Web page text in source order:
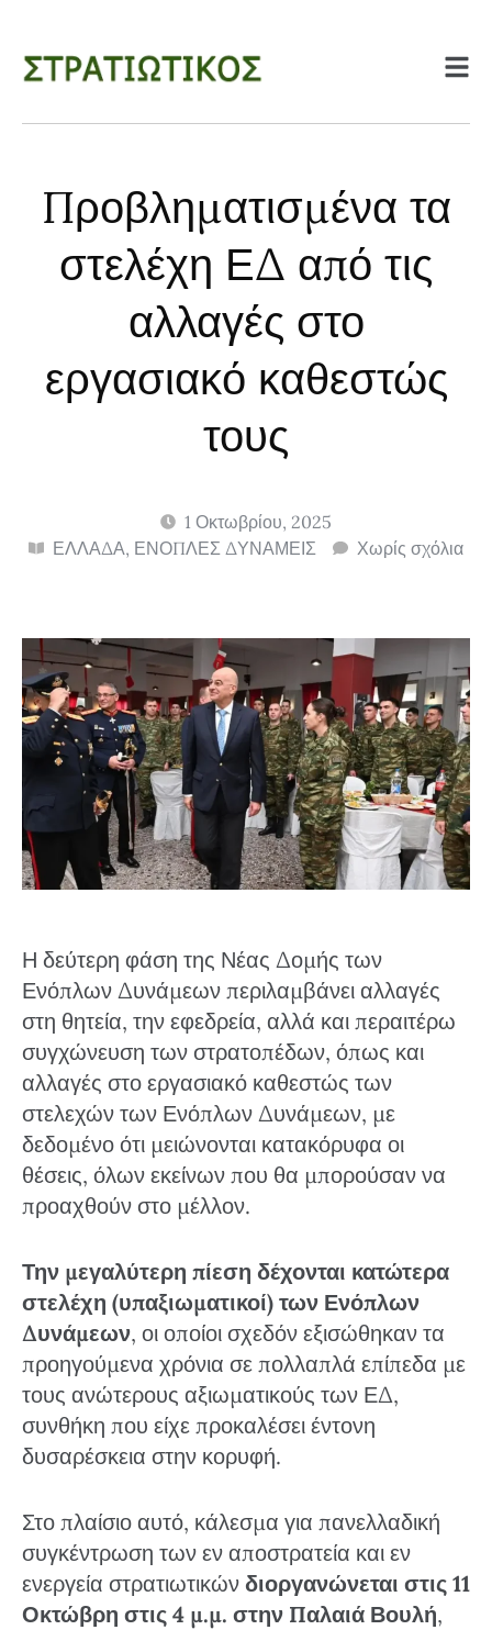
Προβληματισμένα τα
στελέχη ΕΔ από τις
αλλαγές στο
εργασιακό καθεστώς
τους
1 Οκτωβρίου, 2025
ΕΛΛΑΔΑ, ΕΝΟΠΛΕΣ ΔΥΝΑΜΕΙΣ Χωρίς σχόλια
Η δεύτερη φάση της Νέας Δομής των
Ενόπλων Δυνάμεων περιλαμβάνει αλλαγές
στη θητεία, την εφεδρεία, αλλά και περαιτέρω
συγχώνευση των στρατοπέδων, όπως και
αλλαγές στο εργασιακό καθεστώς των
στελεχών των Ενόπλων Δυνάμεων, με
δεδομένο ότι μειώνονται κατακόρυφα οι
θέσεις, όλων εκείνων που θα μπορούσαν να
προαχθούν στο μέλλον.
Την μεγαλύτερη πίεση δέχονται κατώτερα
στελέχη (υπαξιωματικοί) των Ενόπλων
Δυνάμεων, οι οποίοι σχεδόν εξισώθηκαν τα
προηγούμενα χρόνια σε πολλαπλά επίπεδα με
τους ανώτερους αξιωματικούς των ΕΔ,
συνθήκη που είχε προκαλέσει έντονη
δυσαρέσκεια στην κορυφή.
Στο πλαίσιο αυτό, κάλεσμα για πανελλαδική
συγκέντρωση των εν αποστρατεία και εν
ενεργεία στρατιωτικών διοργανώνεται στις 11
Οκτώβρη στις 4 μ.μ. στην Παλαιά Βουλή,